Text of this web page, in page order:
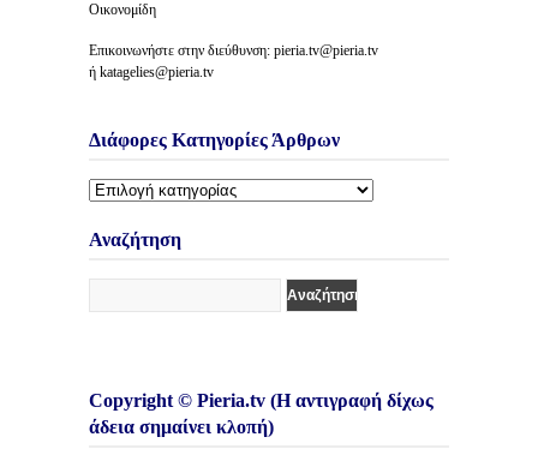
Οικονομίδη
Επικοινωνήστε στην διεύθυνση: pieria.tv@pieria.tv
ή katagelies@pieria.tv
Διάφορες Κατηγορίες Άρθρων
Διάφορες
Άρθρων
Αναζήτηση
Copyright © Pieria.tv (Η αντιγραφή δίχως
άδεια σημαίνει κλοπή)